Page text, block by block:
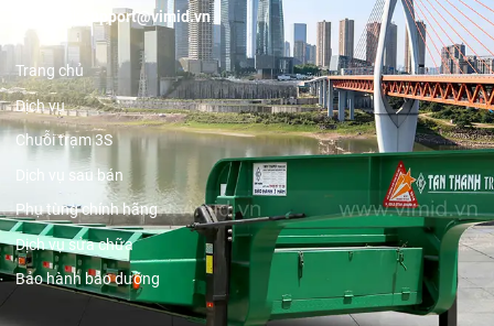
support@vimid.vn
Trang chủ
Dịch vụ
Chuỗi trạm 3S
Dịch vụ sau bán
Phụ tùng chính hãng
Dịch vụ sửa chữa
Bảo hành bảo dưỡng